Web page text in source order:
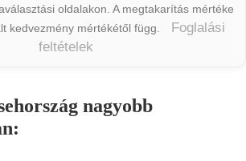
oldalakon. A megtakarítás mértéke
kedvezmény mértékétől függ.
Foglalási
feltételek
nagyobb